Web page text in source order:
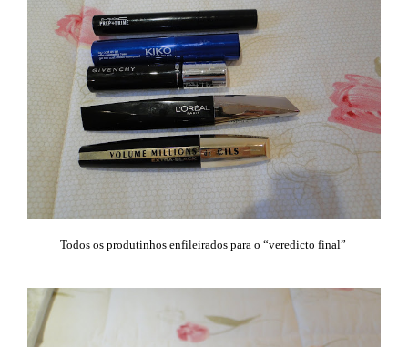
Todos os produtinhos enfileirados para o “veredicto final”